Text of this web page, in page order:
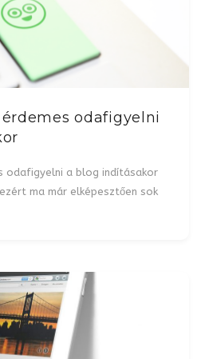
odafigyelni
odafigyelni a blog indításakor
ma már elképesztően sok